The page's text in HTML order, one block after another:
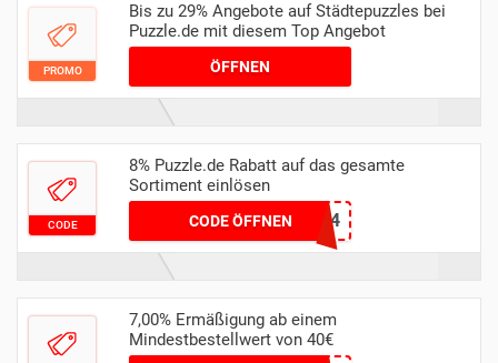
PROMO
Bis zu 29% Angebote auf Städtepuzzles bei
Puzzle.de mit diesem Top Angebot
ÖFFNEN
CODE
8% Puzzle.de Rabatt auf das gesamte
Sortiment einlösen
CODE ÖFFNEN
PUZZLE2024
7,00% Ermäßigung ab einem
Mindestbestellwert von 40€